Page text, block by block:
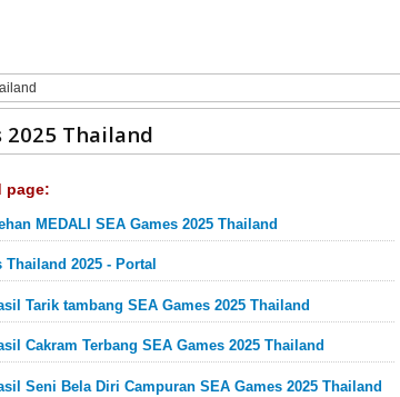
2025 Thailand
page:
MEDALI SEA Games 2025 Thailand
Thailand 2025 - Portal
Tarik tambang SEA Games 2025 Thailand
Cakram Terbang SEA Games 2025 Thailand
Seni Bela Diri Campuran SEA Games 2025 Thailand